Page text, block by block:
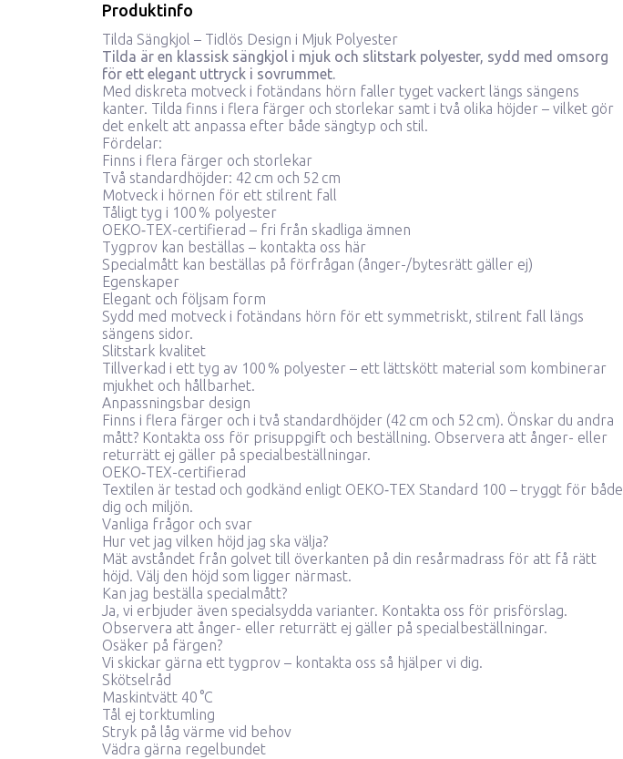
Produktinfo
Tilda Sängkjol – Tidlös Design i Mjuk Polyester
Tilda är en klassisk sängkjol i mjuk och slitstark polyester, sydd med omsorg
för ett elegant uttryck i sovrummet.
Med diskreta motveck i fotändans hörn faller tyget vackert längs sängens
kanter. Tilda finns i flera färger och storlekar samt i två olika höjder – vilket gör
det enkelt att anpassa efter både sängtyp och stil.
Fördelar:
Finns i flera färger och storlekar
Två standardhöjder: 42 cm och 52 cm
Motveck i hörnen för ett stilrent fall
Tåligt tyg i 100 % polyester
OEKO‑TEX-certifierad – fri från skadliga ämnen
Tygprov kan beställas – kontakta oss här
Specialmått kan beställas på förfrågan (ånger-/bytesrätt gäller ej)
Egenskaper
Elegant och följsam form
Sydd med motveck i fotändans hörn för ett symmetriskt, stilrent fall längs
sängens sidor.
Slitstark kvalitet
Tillverkad i ett tyg av 100 % polyester – ett lättskött material som kombinerar
mjukhet och hållbarhet.
Anpassningsbar design
Finns i flera färger och i två standardhöjder (42 cm och 52 cm). Önskar du andra
mått? Kontakta oss för prisuppgift och beställning. Observera att ånger- eller
returrätt ej gäller på specialbeställningar.
OEKO‑TEX-certifierad
Textilen är testad och godkänd enligt OEKO‑TEX Standard 100 – tryggt för både
dig och miljön.
Vanliga frågor och svar
Hur vet jag vilken höjd jag ska välja?
Mät avståndet från golvet till överkanten på din resårmadrass för att få rätt
höjd. Välj den höjd som ligger närmast.
Kan jag beställa specialmått?
Ja, vi erbjuder även specialsydda varianter. Kontakta oss för prisförslag.
Observera att ånger- eller returrätt ej gäller på specialbeställningar.
Osäker på färgen?
Vi skickar gärna ett tygprov – kontakta oss så hjälper vi dig.
Skötselråd
Maskintvätt 40 °C
Tål ej torktumling
Stryk på låg värme vid behov
Vädra gärna regelbundet